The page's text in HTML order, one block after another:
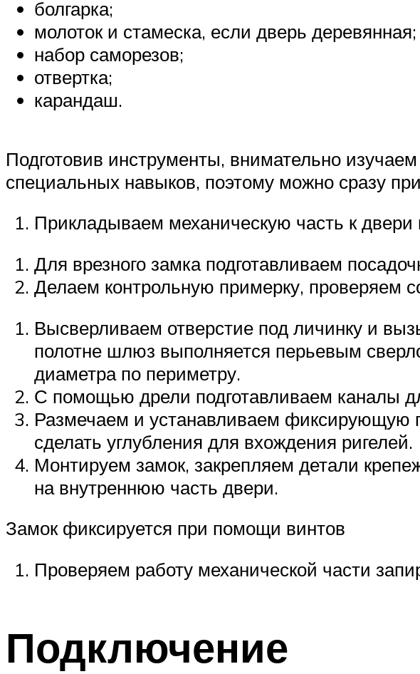
болгарка;
молоток и стамеска, если дверь деревянная;
набор саморезов;
отвертка;
карандаш.
Подготовив инструменты, внимательно
специальных навыков, поэтому можно сразу
Прикладываем механическую часть к
Для врезного замка подготавливаем
Делаем контрольную примерку, проверяем
Высверливаем отверстие под личинку и
полотне шлюз выполняется перьевым
диаметра по периметру.
С помощью дрели подготавливаем каналы
Размечаем и устанавливаем фиксирующую
сделать углубления для вхождения ригелей.
Монтируем замок, закрепляем детали
на внутреннюю часть двери.
Замок фиксируется при помощи винтов
Проверяем работу механической части
Подключение